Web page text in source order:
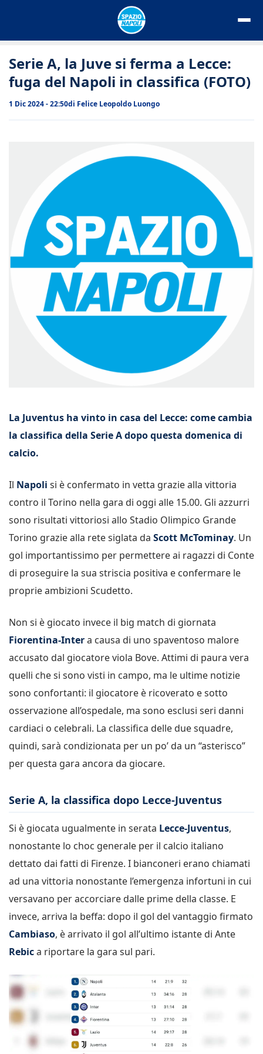
Serie A, la Juve si ferma a Lecce:
fuga del Napoli in classifica (FOTO)
1 Dic 2024 - 22:50di Felice Leopoldo Luongo
La Juventus ha vinto in casa del Lecce: come cambia
la classifica della Serie A dopo questa domenica di
calcio.
Il Napoli si è confermato in vetta grazie alla vittoria
contro il Torino nella gara di oggi alle 15.00. Gli azzurri
sono risultati vittoriosi allo Stadio Olimpico Grande
Torino grazie alla rete siglata da Scott McTominay. Un
gol importantissimo per permettere ai ragazzi di Conte
di proseguire la sua striscia positiva e confermare le
proprie ambizioni Scudetto.
Non si è giocato invece il big match di giornata
Fiorentina-Intera causa di uno spaventoso malore
accusato dal giocatore viola Bove. Attimi di paura vera
quelli che si sono visti in campo, ma le ultime notizie
sono confortanti: il giocatore è ricoverato e sotto
osservazione all’ospedale, ma sono esclusi seri danni
cardiaci o celebrali. La classifica delle due squadre,
quindi, sarà condizionata per un po’ da un “asterisco”
per questa gara ancora da giocare.
Serie A, la classifica dopo Lecce-Juventus
Si è giocata ugualmente in serata Lecce-Juventus,
nonostante lo choc generale per il calcio italiano
dettato dai fatti di Firenze. I bianconeri erano chiamati
ad una vittoria nonostante l’emergenza infortuni in cui
versavano per accorciare dalle prime della classe. E
invece, arriva la beffa: dopo il gol del vantaggio firmato
Cambiaso, è arrivato il gol all’ultimo istante di Ante
Rebica riportare la gara sul pari.